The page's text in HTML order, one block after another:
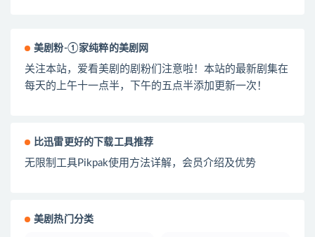
美剧粉-①家纯粹的美剧网
关注本站，爱看美剧的剧粉们注意啦！本站的最新剧集在
每天的上午十一点半，下午的五点半添加更新一次！
比迅雷更好的下载工具推荐
无限制工具Pikpak使用方法详解，会员介绍及优势
美剧热门分类